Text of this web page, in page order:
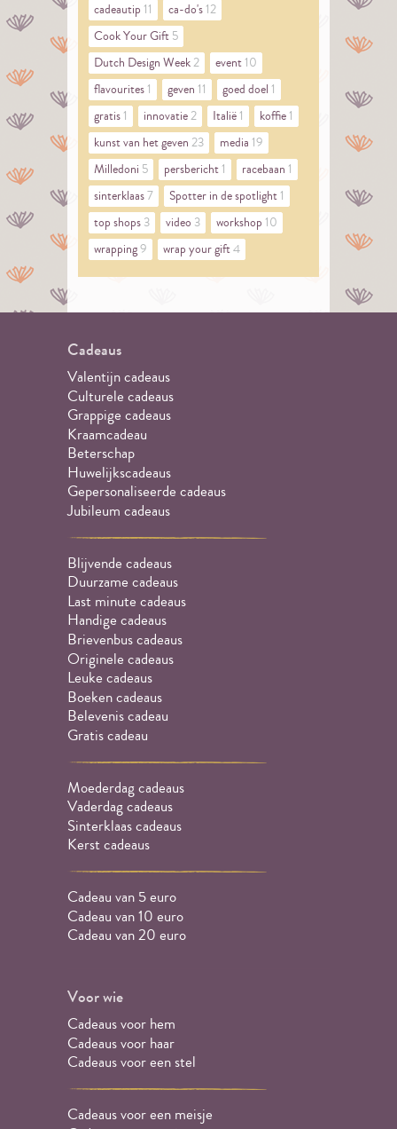
cadeautip 11 ca-do's 12
Cook Your Gift 5
Dutch Design Week2 event 10
flavourites 1 geven 11 goed doel 1
gratis 1 innovatie2 Italië 1 koffie 1
kunst van het geven 23 media 19
Milledoni 5 persbericht 1 racebaan 1
sinterklaas7 Spotter in de spotlight 1
top shops 3 video 3 workshop 10
wrapping9 wrap your gift4
Cadeaus
Valentijn cadeaus
Culturele cadeaus
Grappige cadeaus
Kraamcadeau
Beterschap
Huwelijkscadeaus
Gepersonaliseerde cadeaus
Jubileum cadeaus
Blijvende cadeaus
Duurzame cadeaus
Last minute cadeaus
Handige cadeaus
Brievenbus cadeaus
Originele cadeaus
Leuke cadeaus
Boeken cadeaus
Belevenis cadeau
Gratis cadeau
Moederdag cadeaus
Vaderdag cadeaus
Sinterklaas cadeaus
Kerst cadeaus
Cadeau van 5 euro
Cadeau van 10 euro
Cadeau van 20 euro
Voor wie
Cadeaus voor hem
Cadeaus voor haar
Cadeaus voor een stel
Cadeaus voor een meisje